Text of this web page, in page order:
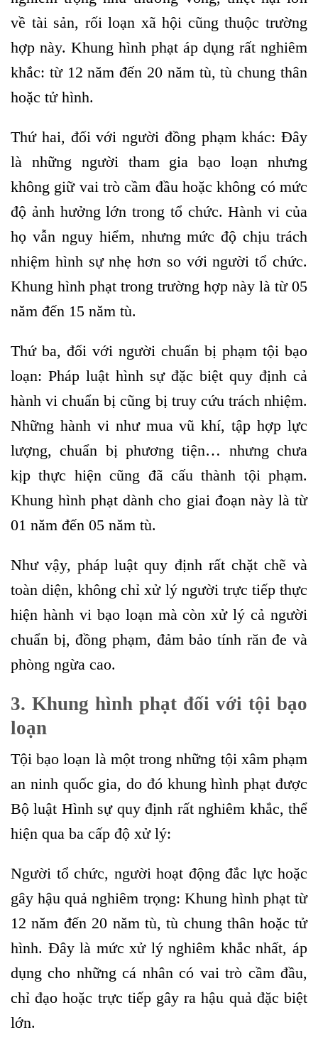
về tài sản, rối loạn xã hội cũng thuộc trường
hợp này. Khung hình phạt áp dụng rất nghiêm
khắc: từ 12 năm đến 20 năm tù, tù chung thân
hoặc tử hình.
Thứ hai, đối với người đồng phạm khác: Đây
là những người tham gia bạo loạn nhưng
không giữ vai trò cầm đầu hoặc không có mức
độ ảnh hưởng lớn trong tổ chức. Hành vi của
họ vẫn nguy hiểm, nhưng mức độ chịu trách
nhiệm hình sự nhẹ hơn so với người tổ chức.
Khung hình phạt trong trường hợp này là từ 05
năm đến 15 năm tù.
Thứ ba, đối với người chuẩn bị phạm tội bạo
loạn: Pháp luật hình sự đặc biệt quy định cả
hành vi chuẩn bị cũng bị truy cứu trách nhiệm.
Những hành vi như mua vũ khí, tập hợp lực
lượng, chuẩn bị phương tiện… nhưng chưa
kịp thực hiện cũng đã cấu thành tội phạm.
Khung hình phạt dành cho giai đoạn này là từ
01 năm đến 05 năm tù.
Như vậy, pháp luật quy định rất chặt chẽ và
toàn diện, không chỉ xử lý người trực tiếp thực
hiện hành vi bạo loạn mà còn xử lý cả người
chuẩn bị, đồng phạm, đảm bảo tính răn đe và
phòng ngừa cao.
3. Khung hình phạt đối với tội bạo
loạn
Tội bạo loạn là một trong những tội xâm phạm
an ninh quốc gia, do đó khung hình phạt được
Bộ luật Hình sự quy định rất nghiêm khắc, thể
hiện qua ba cấp độ xử lý:
Người tổ chức, người hoạt động đắc lực hoặc
gây hậu quả nghiêm trọng: Khung hình phạt từ
12 năm đến 20 năm tù, tù chung thân hoặc tử
hình. Đây là mức xử lý nghiêm khắc nhất, áp
dụng cho những cá nhân có vai trò cầm đầu,
chỉ đạo hoặc trực tiếp gây ra hậu quả đặc biệt
lớn.